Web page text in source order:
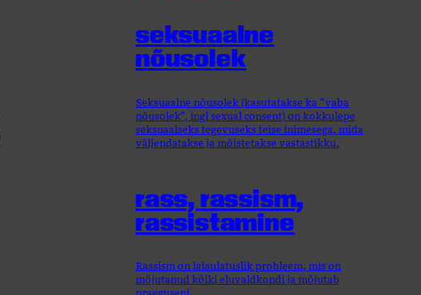
seksuaalne
nõusolek
Seksuaalne nõusolek (kasutatakse ka “vaba
nõusolek”, ingl sexual consent) on kokkulepe
seksuaalseks tegevuseks teise inimesega, mida
väljendatakse ja mõistetakse vastastikku.
rass, rassism,
rassistamine
Rassism on laiaulatuslik probleem, mis on
mõjutanud kõiki eluvaldkondi ja mõjutab